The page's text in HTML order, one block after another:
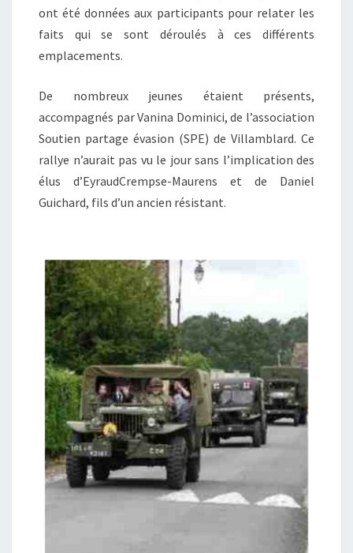
ont été données aux participants pour relater les
faits qui se sont déroulés à ces différents
emplacements.
De nombreux jeunes étaient présents,
accompagnés par Vanina Dominici, de l’association
Soutien partage évasion (SPE) de Villamblard. Ce
rallye n’aurait pas vu le jour sans l’implication des
élus d’EyraudCrempse-Maurens et de Daniel
Guichard, fils d’un ancien résistant.